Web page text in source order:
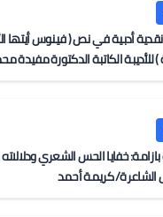
أدبية في نص ( فينوس أيتها
) للأديبة الكاتبة الدكتورة مفيدة
خفايا الحس الشعري
كريمة أحمد